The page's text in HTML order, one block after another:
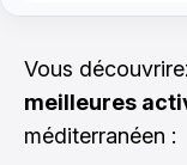
Vous
meilleures
méditerranéen :